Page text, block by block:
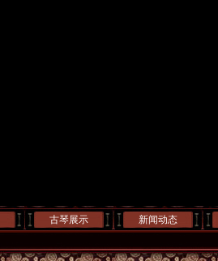
古琴展示 新闻动态